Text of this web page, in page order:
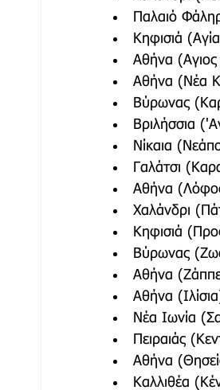
Παλαιό
Κηφισιά
Αθήνα
Αθήνα (Νέα
Βύρωνας
Βριλήσσια
Νίκαια
Γαλάτσι
Αθήνα
Χαλάνδρι
Κηφισιά
Βύρωνας
Αθήνα
Αθήνα
Νέα Ιωνία
Πειραιάς
Αθήνα
Καλλιθέα